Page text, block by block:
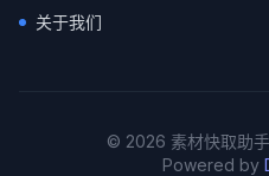
关于我们
© 2026 素材快取助
Powered by